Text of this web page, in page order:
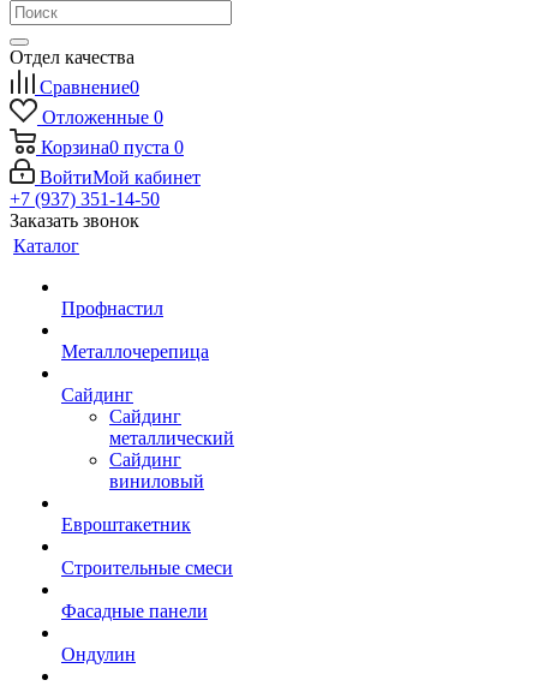
Отдел качества
Сравнение0
Отложенные 0
Корзина0 пуста 0
ВойтиМой кабинет
+7 (937) 351-14-50
Заказать звонок
Каталог
Профнастил
Металлочерепица
Сайдинг
Сайдинг
металлический
Сайдинг
виниловый
Евроштакетник
Строительные смеси
Фасадные панели
Ондулин